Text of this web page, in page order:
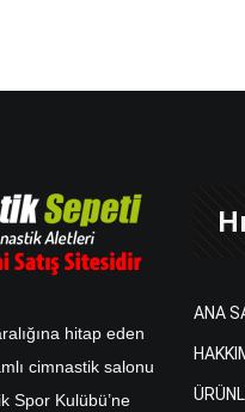
hitap eden
cimnastik salonu
Spor Kulübü’ne
ANA